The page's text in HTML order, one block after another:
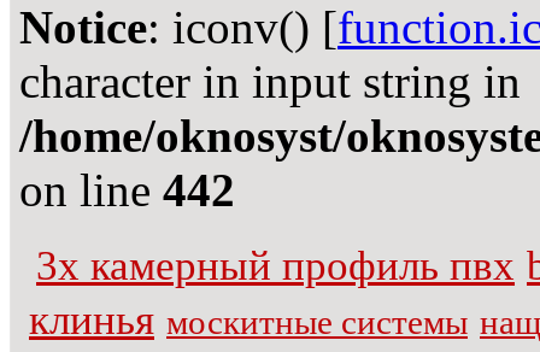
Notice: iconv() [
character in input string in
/home/oknosyst/
on line 442
3х камерный профиль пвх
клинья москитные системы